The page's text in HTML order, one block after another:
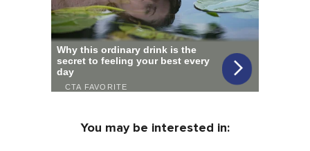
You may be interested in: